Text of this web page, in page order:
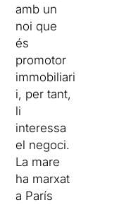
amb un
noi que
és
promotor
immobiliari
i, per tant,
li
interessa
el negoci.
La mare
ha marxat
a París